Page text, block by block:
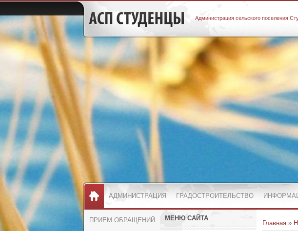
Администрация сельского поселения
АДМИНИСТРАЦИЯ ГРАДОСТРОИТЕЛЬСТВО
ПРИЕМ ОБРАЩЕНИЙ МЕНЮ САЙТА
Главная »